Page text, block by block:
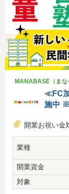
MANABASE（まな
≪FC
施中
開業お祝い金
業種
開業資金
対象